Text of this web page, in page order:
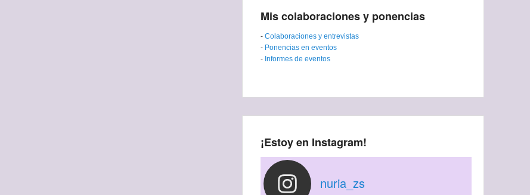
Mis colaboraciones y ponencias
- Colaboraciones y entrevistas
- Ponencias en eventos
- Informes de eventos
¡Estoy en Instagram!
nuria_zs